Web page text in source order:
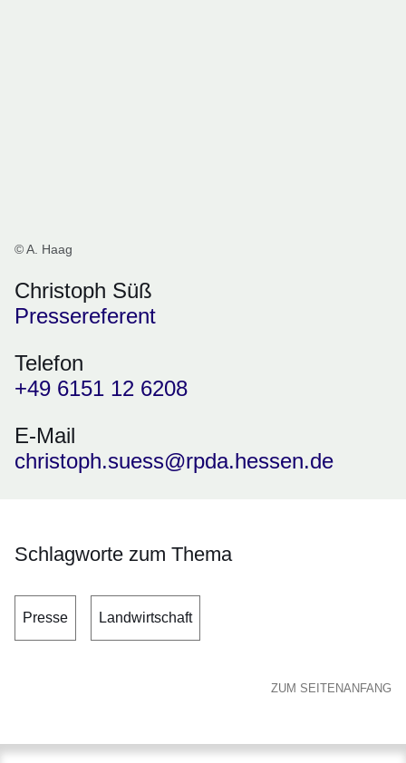
© A. Haag
Christoph Süß
Pressereferent
Telefon
+49 6151 12 6208
E-Mail
christoph.suess@rpda.hessen.de
Schlagworte zum Thema
Presse Landwirtschaft
ZUM SEITENANFANG